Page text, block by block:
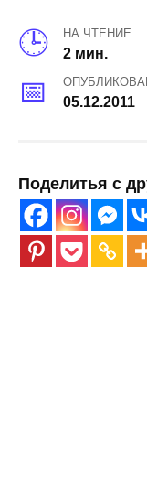
НА ЧТЕНИЕ
2 мин.
05.12.2011
Поделитья с